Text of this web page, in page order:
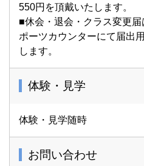
550円を頂戴いたします。
■休会・退会・クラス変更
ポーツカウンターにて届出
します。
体験・見学
体験・見学随時
お問い合わせ